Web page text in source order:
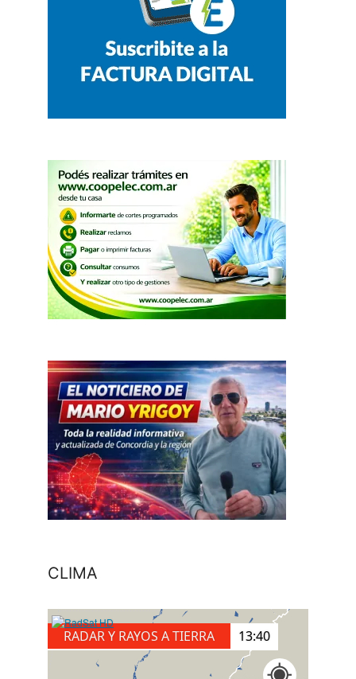
CLIMA
RADAR Y RAYOS A TIERRA 13:40